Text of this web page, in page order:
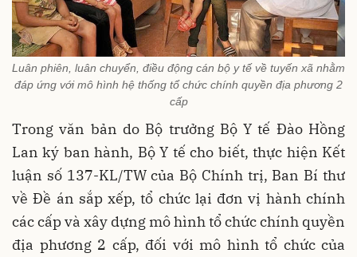
Luân phiên, luân chuyển, điều động cán bộ y tế về tuyến xã nhằm
đáp ứng với mô hình hệ thống tổ chức chính quyền địa phương 2
cấp
Trong văn bản do Bộ trưởng Bộ Y tế Đào Hồng
Lan ký ban hành, Bộ Y tế cho biết, thực hiện Kết
luận số 137-KL/TW của Bộ Chính trị, Ban Bí thư
về Đề án sắp xếp, tổ chức lại đơn vị hành chính
các cấp và xây dựng mô hình tổ chức chính quyền
địa phương 2 cấp, đối với mô hình tổ chức của